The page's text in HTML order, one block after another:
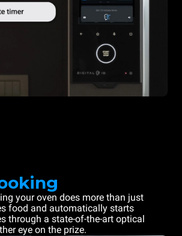
your oven does more than just
food and automatically starts
through a state-of-the-art optical
eye on the prize.